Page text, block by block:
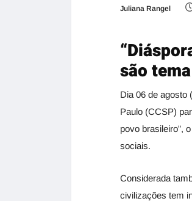
Juliana Rangel
são
Dia 06 de agosto
Paulo (CCSP)
povo brasileiro”,
sociais.
Considerada
civilizações tem